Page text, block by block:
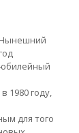
Нынешний
год
юбилейный
1980 году,
для того